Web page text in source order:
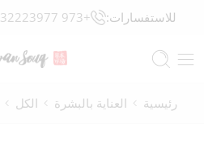
للاستفسارات: +973 32223977
رئيسية العناية بالبشرة الكل